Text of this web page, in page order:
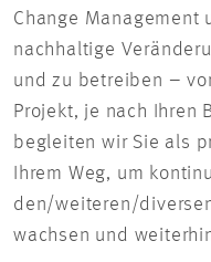
Change Management
nachhaltige
und zu betreiben –
Projekt, je nach Ihren
begleiten wir Sie als
Ihrem Weg, um
den/weiteren/
wachsen und